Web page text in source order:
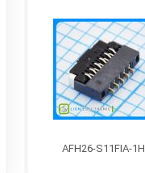
AFH26-S11FIA-1H